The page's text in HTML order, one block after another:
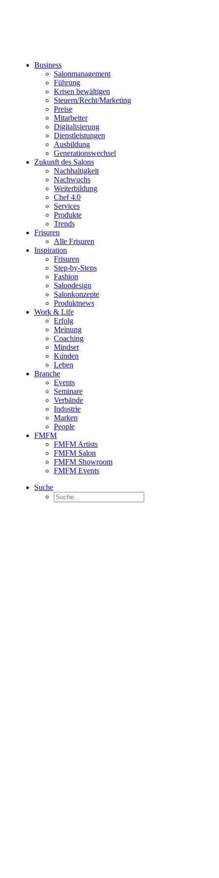
Business
Salonmanagement
Führung
Krisen bewältigen
Steuern/Recht/Marketing
Preise
Mitarbeiter
Digitalisierung
Dienstleistungen
Ausbildung
Generationswechsel
Zukunft des Salons
Nachhaltigkeit
Nachwuchs
Weiterbildung
Chef 4.0
Services
Produkte
Trends
Frisuren
Alle Frisuren
Inspiration
Frisuren
Step-by-Steps
Fashion
Salondesign
Salonkonzepte
Produktnews
Work & Life
Erfolg
Meinung
Coaching
Mindset
Kunden
Leben
Branche
Events
Seminare
Verbände
Industrie
Marken
People
FMFM
FMFM Artists
FMFM Salon
FMFM Showroom
FMFM Events
Suche